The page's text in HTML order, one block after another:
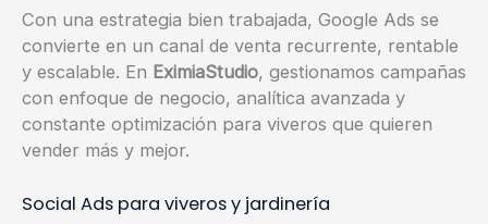
Con una estrategia bien trabajada, Google Ads se
convierte en un canal de venta recurrente, rentable
y escalable. En EximiaStudio, gestionamos campañas
con enfoque de negocio, analítica avanzada y
constante optimización para viveros que quieren
vender más y mejor.
Social Ads para viveros y jardinería